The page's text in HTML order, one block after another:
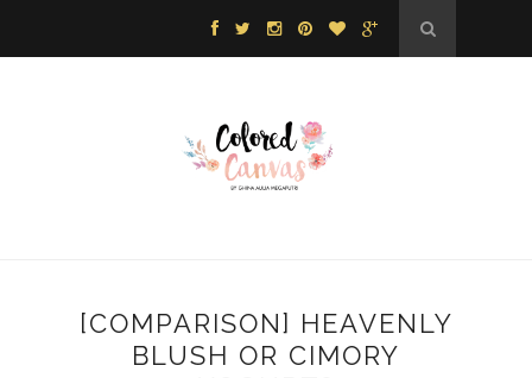
[COMPARISON] HEAVENLY
BLUSH OR CIMORY